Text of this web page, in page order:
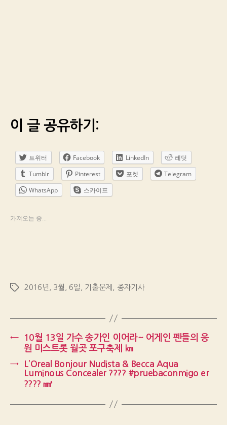
이 글 공유하기:
트위터 Facebook LinkedIn
레딧
Tumblr
Pinterest 포켓
Telegram
WhatsApp
스카이프
가져오는 중...
Tags 2016년 3월 6일 기출문제 종자기사
←
10월 13일 가수 송가인 이어라~ 어게인 펜들의 응
원 미스트롯 월곳 포구축제 ㎞
→
L’Oreal Bonjour Nudista & Becca Aqua
Luminous Concealer ???? #pruebaconmigo er
???? ㎣